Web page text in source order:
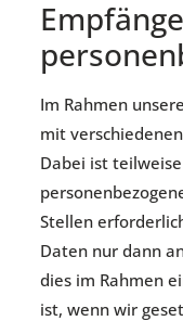
Im Rahmen
mit
Dabei ist
Stellen
Daten nur dann
dies im Rahmen
ist, wenn wir